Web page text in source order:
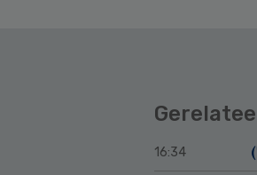
16:34